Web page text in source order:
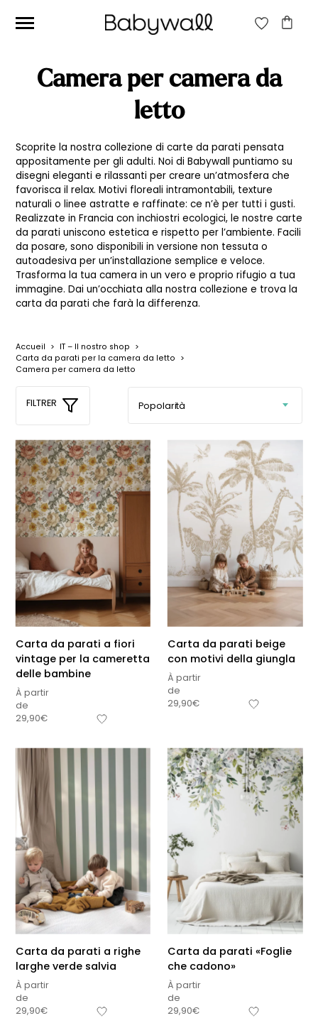
Camera per camera da
letto
Scoprite la nostra collezione di carte da parati pensata
appositamente per gli adulti. Noi di Babywall puntiamo su
disegni eleganti e rilassanti per creare un’atmosfera che
favorisca il relax. Motivi floreali intramontabili, texture
naturali o linee astratte e raffinate: ce n’è per tutti i gusti.
Realizzate in Francia con inchiostri ecologici, le nostre carte
da parati uniscono estetica e rispetto per l’ambiente. Facili
da posare, sono disponibili in versione non tessuta o
autoadesiva per un’installazione semplice e veloce.
Trasforma la tua camera in un vero e proprio rifugio a tua
immagine. Dai un’occhiata alla nostra collezione e trova la
carta da parati che farà la differenza.
Accueil > IT – Il nostro shop >
Carta da parati per la camera da letto >
Camera per camera da letto
FILTRER
CERCA
Prezzo
Min
Prezzo
Max
Prezzo:20€—
Carta da parati a fiori
vintage per la cameretta
delle bambine
À partir
de
29,90€
Carta da parati beige
con motivi della giungla
À partir
de
29,90€
Carta da parati a righe
larghe verde salvia
À partir
de
29,90€
Carta da parati «Foglie
che cadono»
À partir
de
29,90€